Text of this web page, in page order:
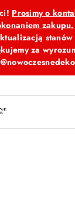
głównej
konto
głównego
produktu
Prosimy o
zakupu.
stanów
za